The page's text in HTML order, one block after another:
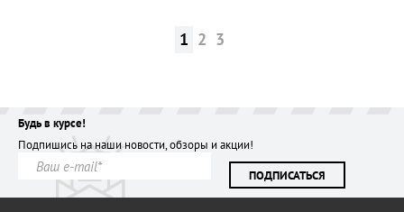
1 2 3
Будь в курсе!
Подпишись на наши новости, обзоры и акции!
ПОДПИСАТЬСЯ